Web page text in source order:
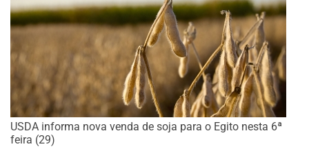
USDA informa nova venda de soja para o Egito nesta 6ª
feira (29)